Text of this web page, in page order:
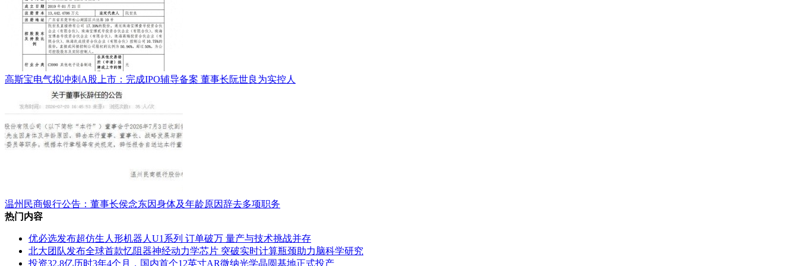
高斯宝电气拟冲刺A股上市：完成IPO辅导备案 董事长阮世良为实控人
温州民商银行公告：董事长侯念东因身体及年龄原因辞去多项职务
热门内容
优必选发布超仿生人形机器人U1系列 订单破万 量产与技术挑战并存
北大团队发布全球首款忆阻器神经动力学芯片 突破实时计算瓶颈助力脑科学研究
投资32.8亿历时3年4个月，国内首个12英寸AR微纳光学晶圆基地正式投产